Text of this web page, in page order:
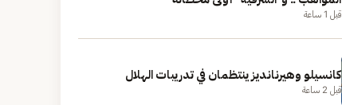
قبل 1 ساعة
كانسيلو وهيرنانديز ينتظمان في تدريبات الهلال
قبل 2 ساعة